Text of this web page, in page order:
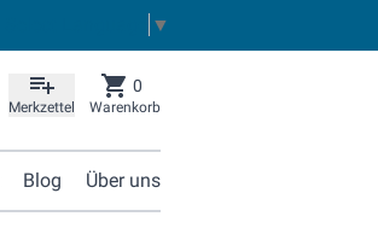
▼
Merkzettel Warenkorb
0
Blog Über uns